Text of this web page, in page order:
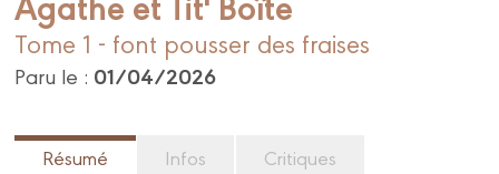
Tome 1 - font pousser des fraises
Paru le : 01/04/2026
Résumé Infos Critiques